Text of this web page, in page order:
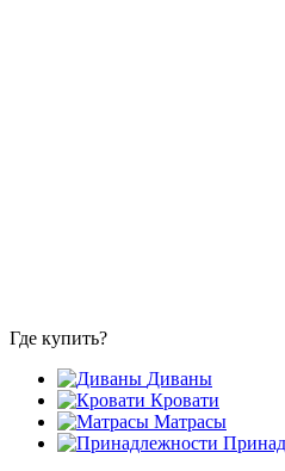
Где купить?
Диваны
Кровати
Матрасы